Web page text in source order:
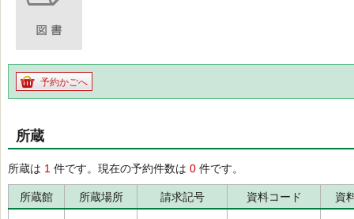
予約かごへ
所蔵
所蔵は 1 件です。現在の予約件数は 0 件です。
所蔵館 所蔵場所 請求記号 資料コード 資